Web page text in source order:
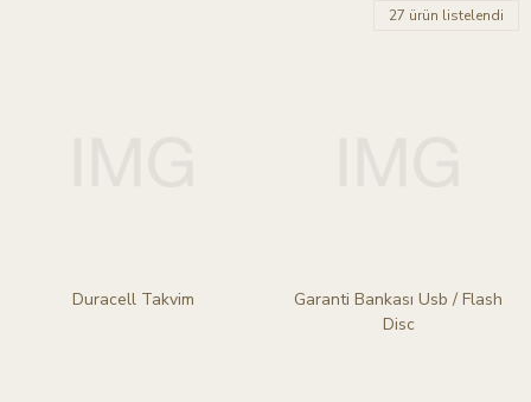
27 ürün listelendi
Duracell Takvim
Garanti Bankası Usb / Flash
Disc